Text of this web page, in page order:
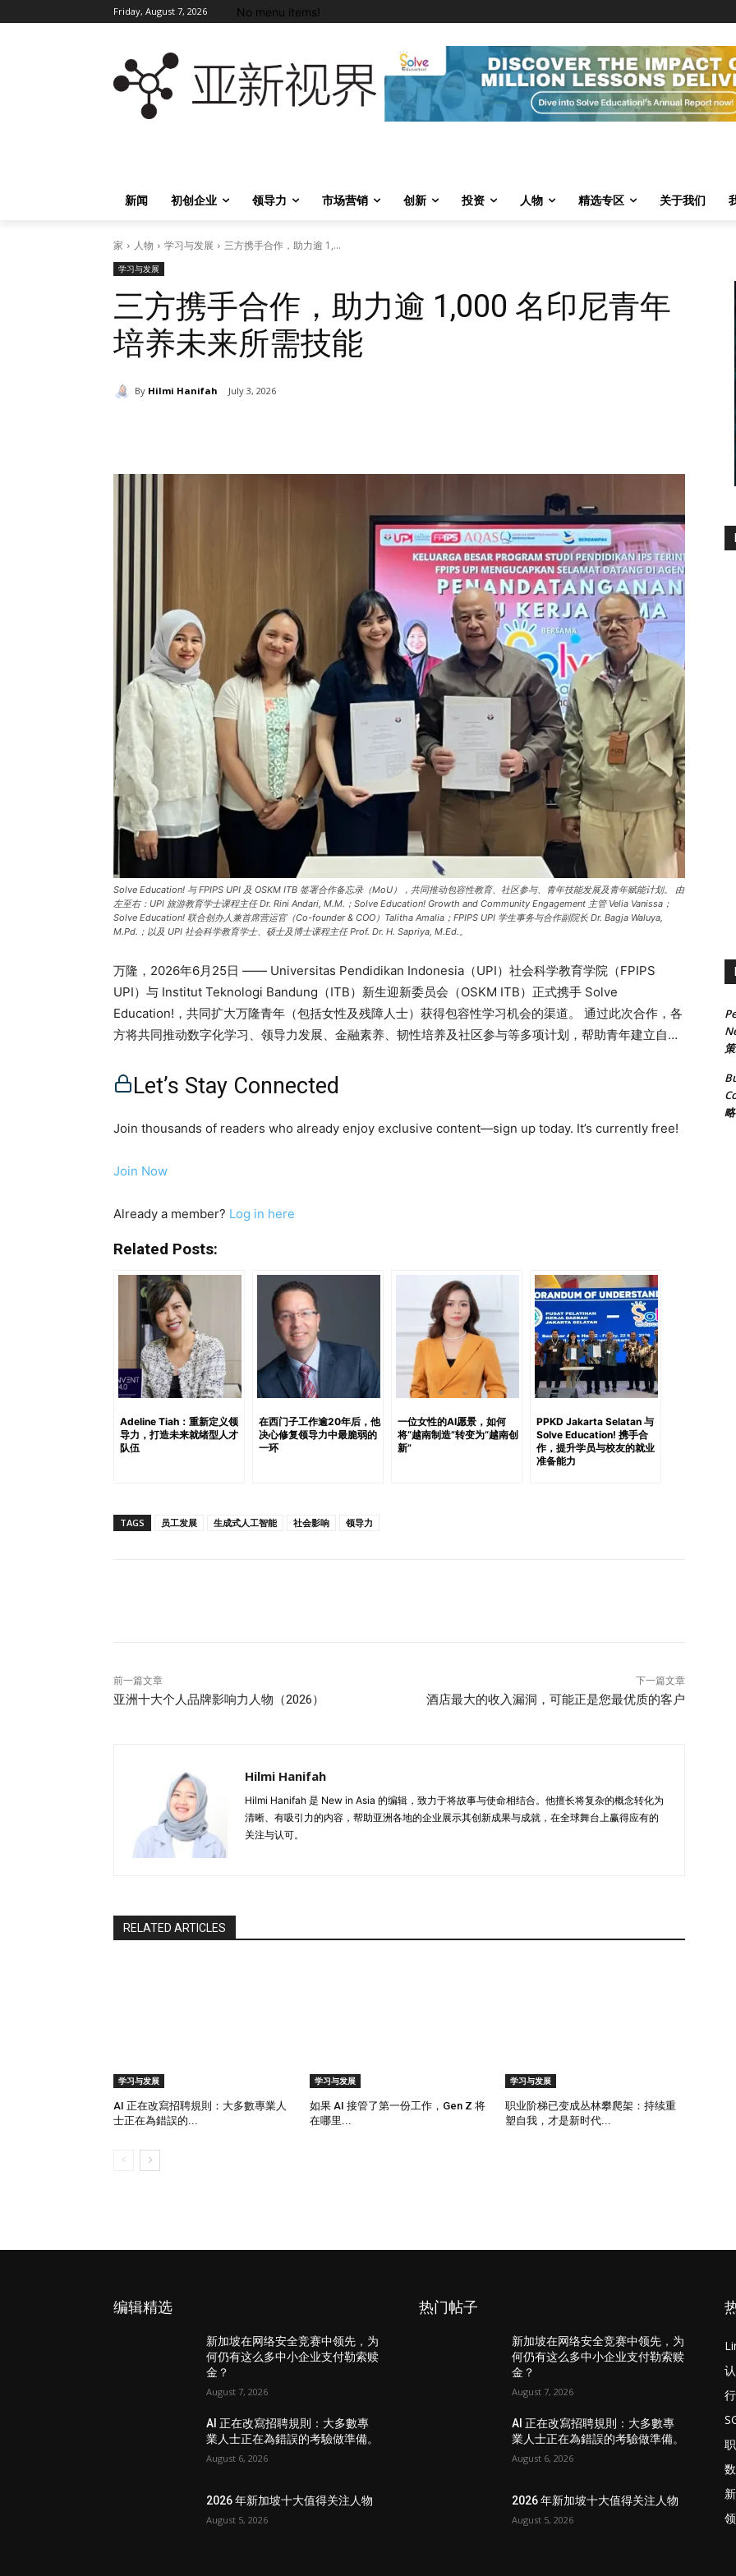
Friday, August 7, 2026 No menu items!
新闻
初创企业 领导力 市场营销 创新 投资 人物 精选专区 关于我们
家 人物 学习与发展 三方携手合作，助力逾 1,...
学习与发展
三方携手合作，助力逾 1,000 名印尼青年
培养未来所需技能
By Hilmi Hanifah July 3, 2026
Solve Education! 与 FPIPS UPI 及 OSKM ITB 签署合作备忘录（MoU），共同推动包容性教育、社区参与、青年技能发展及青年赋能计划。 由
左至右：UPI 旅游教育学士课程主任 Dr. Rini Andari, M.M.；Solve Education! Growth and Community Engagement 主管 Velia Vanissa；
Solve Education! 联合创办人兼首席营运官（Co-founder & COO）Talitha Amalia；FPIPS UPI 学生事务与合作副院长 Dr. Bagja Waluya,
M.Pd.；以及 UPI 社会科学教育学士、硕士及博士课程主任 Prof. Dr. H. Sapriya, M.Ed.。
万隆，2026年6月25日 —— Universitas Pendidikan Indonesia（UPI）社会科学教育学院（FPIPS
UPI）与 Institut Teknologi Bandung（ITB）新生迎新委员会（OSKM ITB）正式携手 Solve
Education!，共同扩大万隆青年（包括女性及残障人士）获得包容性学习机会的渠道。 通过此次合作，各
方将共同推动数字化学习、领导力发展、金融素养、韧性培养及社区参与等多项计划，帮助青年建立自
Community Engagement 主管 Velia Vanissa 与 OSKM ITB 代表签署合作备忘录（MoU），共同推动青
年技能发展及社区赋能计划。 亮点通过大学合作强化包容性学习MoveNow 项目将赋能超过1,000名青年
即将举行的 MoveNow 活动MoveNow Activity #5MoveNow Bandung Impact Expo 2026媒体联系
作强化包容性学习 此次合作旨在回应面临社会、经济或残障等障碍的青年对于更具包容性学习环境的需
及沟通能力，同时鼓励他们增强自信，更积极地参与社区事务。 “大学与像 Solve Education! 这样的社会
在教育、社区服务及青年发展方面。我们认为 Solve Education! 是一家始终坚持提供包容性、适应性及以
FPIPS UPI 学生事务与合作副院长 Dr. Bagja Waluya,…
Let’s Stay Connected
Join thousands of readers who already enjoy exclusive content—sign up today. It’s currently free!
Join Now
Already a member? Log in here
Related Posts:
Adeline Tiah：重新定义领
导力，打造未来就绪型人才
队伍
在西门子工作逾20年后，他
决心修复领导力中最脆弱的
一环
一位女性的AI愿景，如何
将“越南制造”转变为“越南创
新”
PPKD Jakarta Selatan 与
Solve Education! 携手合
作，提升学员与校友的就业
准备能力
TAGS 员工发展 生成式人工智能 社会影响 领导力
前一篇文章
亚洲十大个人品牌影响力人物（2026）
下一篇文章
酒店最大的收入漏洞，可能正是您最优质的客户
Hilmi Hanifah
Hilmi Hanifah 是 New in Asia 的编辑，致力于将故事与使命相结合。他擅长将复杂的概念转化为
清晰、有吸引力的内容，帮助亚洲各地的企业展示其创新成果与成就，在全球舞台上赢得应有的
关注与认可。
RELATED ARTICLES
学习与发展
AI 正在改寫招聘規則：大多數專業人
士正在為錯誤的...
学习与发展
如果 AI 接管了第一份工作，Gen Z 将
在哪里...
学习与发展
职业阶梯已变成丛林攀爬架：持续重
塑自我，才是新时代...
编辑精选
新加坡在网络安全竞赛中领先，为
何仍有这么多中小企业支付勒索赎
金？
August 7, 2026
AI 正在改寫招聘規則：大多數專
業人士正在為錯誤的考驗做準備。
August 6, 2026
2026 年新加坡十大值得关注人物
August 5, 2026
热门帖子
新加坡在网络安全竞赛中领先，为
何仍有这么多中小企业支付勒索赎
金？
August 7, 2026
AI 正在改寫招聘規則：大多數專
業人士正在為錯誤的考驗做準備。
August 6, 2026
2026 年新加坡十大值得关注人物
August 5, 2026